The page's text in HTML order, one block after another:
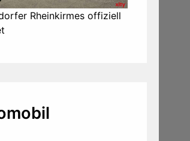
Rheinkirmes offiziell